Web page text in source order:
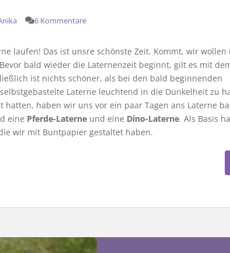
6 Kommentare
laufen! Das ist unsre schönste Zeit. Kommt, wir wollen
bald wieder die Laternenzeit beginnt, gilt es mit
ist nichts schöner, als bei den bald beginnenden
Laterne leuchtend in die Dunkelheit zu
hatten, haben wir uns vor ein paar Tagen ans Laterne
eine Pferde-Laterne und eine Dino-Laterne. Als Basis
wir mit Buntpapier gestaltet haben.